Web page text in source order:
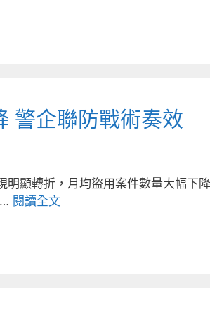
警企聯防戰術奏效
明顯轉折，月均盜用案件數量大幅下
閱讀全文